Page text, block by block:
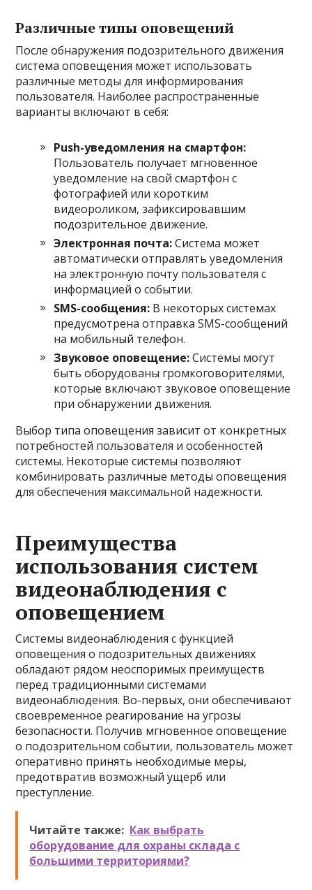
Различные типы оповещений
После обнаружения подозрительного движения
система оповещения может использовать
различные методы для информирования
пользователя. Наиболее распространенные
варианты включают в себя:
Push-уведомления на смартфон:
Пользователь получает мгновенное
уведомление на свой смартфон с
фотографией или коротким
видеороликом, зафиксировавшим
подозрительное движение.
Электронная почта:Система может
автоматически отправлять уведомления
на электронную почту пользователя с
информацией о событии.
SMS-сообщения: В некоторых системах
предусмотрена отправка SMS-сообщений
на мобильный телефон.
Звуковое оповещение:Системы могут
быть оборудованы громкоговорителями,
которые включают звуковое оповещение
при обнаружении движения.
Выбор типа оповещения зависит от конкретных
потребностей пользователя и особенностей
системы. Некоторые системы позволяют
комбинировать различные методы оповещения
для обеспечения максимальной надежности.
Преимущества
использования систем
видеонаблюдения с
оповещением
Системы видеонаблюдения с функцией
оповещения о подозрительных движениях
обладают рядом неоспоримых преимуществ
перед традиционными системами
видеонаблюдения. Во-первых, они обеспечивают
своевременное реагирование на угрозы
безопасности. Получив мгновенное оповещение
о подозрительном событии, пользователь может
оперативно принять необходимые меры,
предотвратив возможный ущерб или
преступление.
Читайте также: Как выбрать
оборудование для охраны склада с
большими территориями?